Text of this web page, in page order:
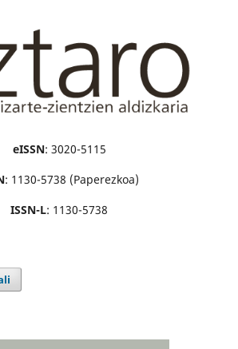
eISSN: 3020-5115
: 1130-5738 (Paperezkoa)
ISSN-L: 1130-5738